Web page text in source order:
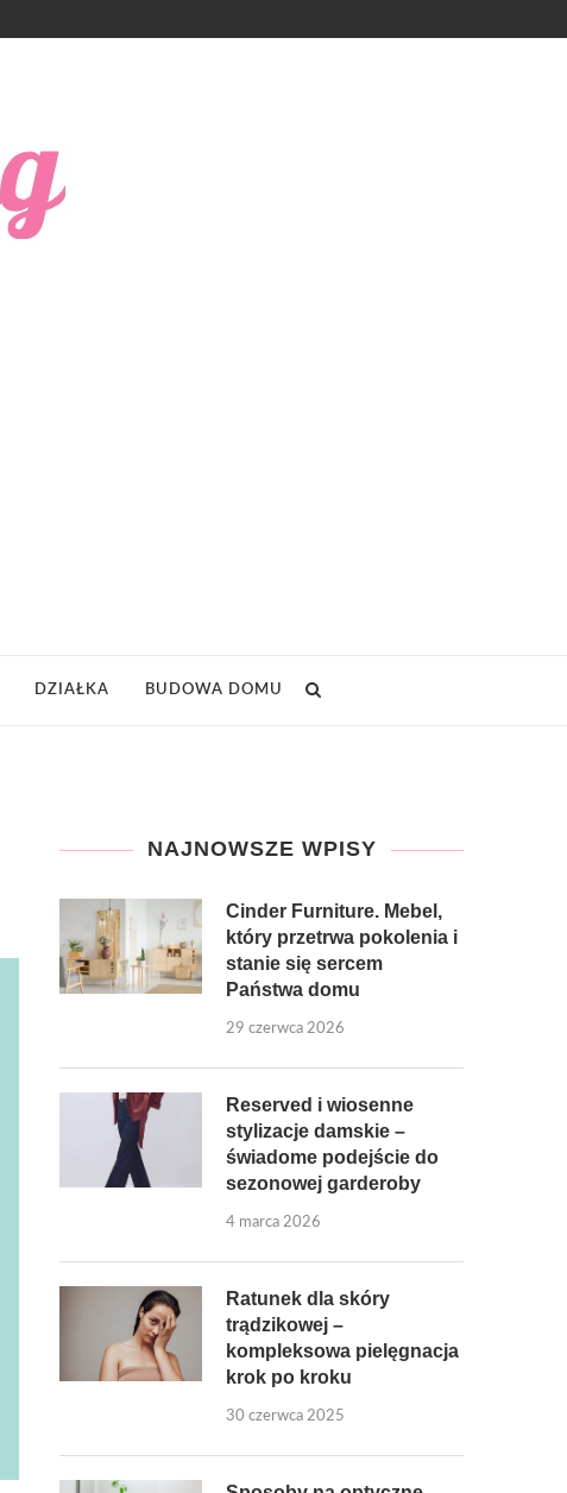
DZIAŁKA BUDOWA DOMU
NAJNOWSZE WPISY
Cinder Furniture. Mebel,
który przetrwa pokolenia i
stanie się sercem
Państwa domu
29 czerwca 2026
Reserved i wiosenne
stylizacje damskie –
świadome podejście do
sezonowej garderoby
4 marca 2026
Ratunek dla skóry
trądzikowej –
kompleksowa pielęgnacja
krok po kroku
30 czerwca 2025